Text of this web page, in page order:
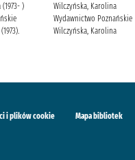
)
Wilczyńska, Karolina
Wydawnictwo Poznańskie
Wilczyńska, Karolina
i plików cookie Mapa bibliotek